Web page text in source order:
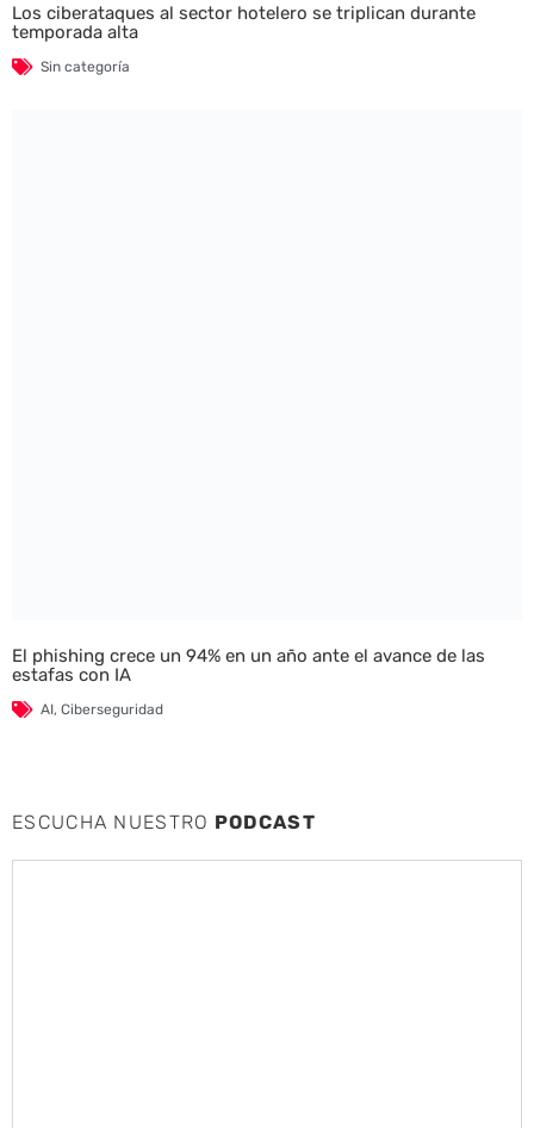
Los ciberataques al sector hotelero se triplican durante
temporada alta
Sin categoría
El phishing crece un 94% en un año ante el avance de las
estafas con IA
AI, Ciberseguridad
ESCUCHA NUESTRO PODCAST